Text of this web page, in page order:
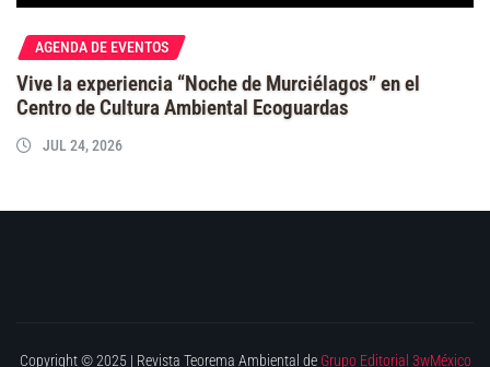
AGENDA DE EVENTOS
Vive la experiencia “Noche de Murciélagos” en el
Centro de Cultura Ambiental Ecoguardas
JUL 24, 2026
Copyright © 2025 | Revista Teorema Ambiental de Grupo Editorial 3wMéxico